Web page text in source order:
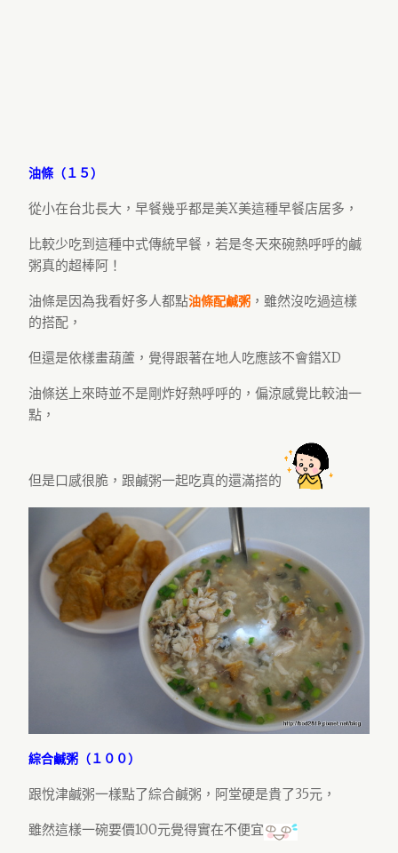
油條（１５）
從小在台北長大，早餐幾乎都是美X美這種早餐店居多，
比較少吃到這種中式傳統早餐，若是冬天來碗熱呼呼的鹹
粥真的超棒阿！
油條是因為我看好多人都點油條配鹹粥 ，雖然沒吃過這樣
的搭配，
但還是依樣畫葫蘆，覺得跟著在地人吃應該不會錯XD
油條送上來時並不是剛炸好熱呼呼的，偏涼感覺比較油一
點，
但是口感很脆，跟鹹粥一起吃真的還滿搭的
綜合鹹粥（１００）
跟悅津鹹粥一樣點了綜合鹹粥，阿堂硬是貴了35元，
雖然這樣一碗要價100元覺得實在不便宜